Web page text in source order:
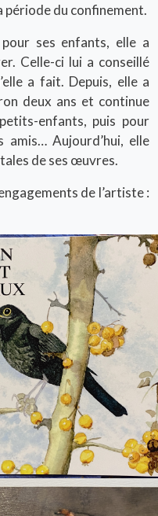
période du confinement.
ses enfants, elle a
Celle-ci lui a conseillé
a fait. Depuis, elle a
deux ans et continue
enfants, puis pour
Aujourd’hui, elle
de ses œuvres.
de l’artiste :